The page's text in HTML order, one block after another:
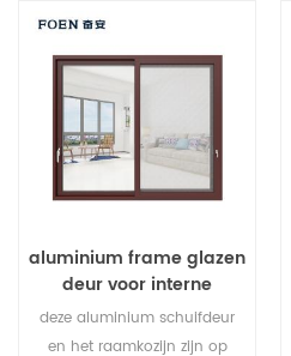
tegen diefstal zijn uitstekend.
gevarieerde deurtypen om te
architecturale behoeften.
aluminium frame glazen
deur voor interne
badkamer
deze aluminium schuifdeur
en het raamkozijn zijn op